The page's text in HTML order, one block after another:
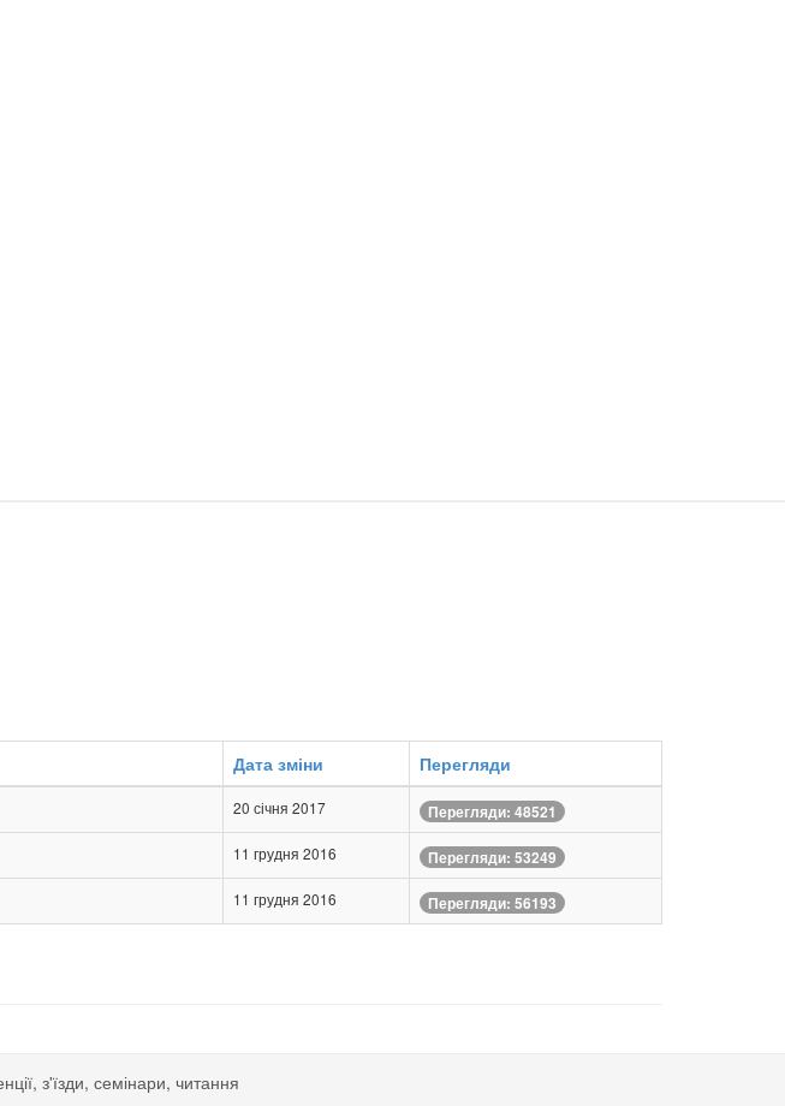
Дата зміни
Перегляди
20 січня 2017 Перегляди: 48521
11 грудня 2016 Перегляди: 53249
11 грудня 2016 Перегляди: 56193
з'їзди, семінари, читання